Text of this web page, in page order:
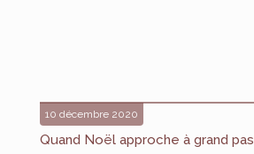
10 décembre 2020
Quand Noël approche à grand pas